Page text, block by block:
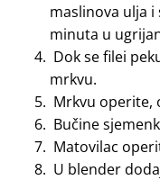
maslinova ulja
minuta u
Dok se filei
mrkvu.
Mrkvu operite,
Bučine
Matovilac
U blender